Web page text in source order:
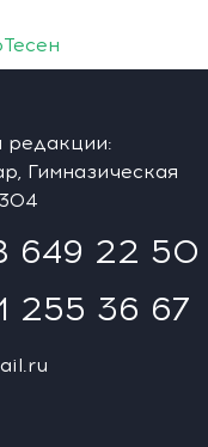
редакции:
Гимназическая
649 22 50
255 36 67